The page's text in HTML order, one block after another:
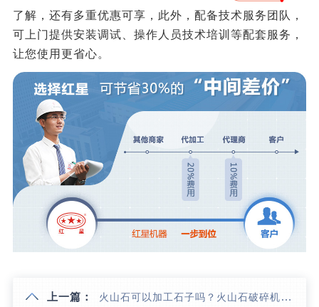
了解，还有多重优惠可享，此外，配备技术服务团队，
可上门提供安装调试、操作人员技术培训等配套服务，
让您使用更省心。
上一篇： 火山石可以加工石子吗？火山石破碎机哪种好用？